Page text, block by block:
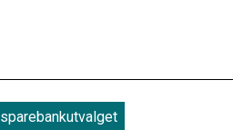
sparebankutvalget